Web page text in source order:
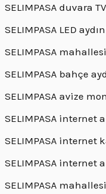
SELIMPASA duvara
SELIMPASA LED
SELIMPASA
SELIMPASA bahçe
SELIMPASA avize
SELIMPASA internet
SELIMPASA internet
SELIMPASA internet
SELIMPASA